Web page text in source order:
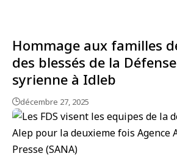
Hommage aux familles
des blessés de la
syrienne à Idleb
décembre 27, 2025